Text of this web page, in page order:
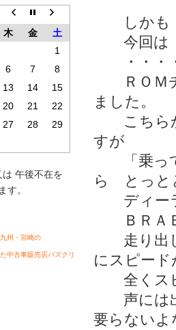
木 金
土
1
6 7
8
13 14
15
20 21
22
27 28
29
午後不在を
す。
州・宮崎の
中古車販売店バズクリ
しかも
今回は
・・・
ＲＯＭチ
ました。
こちらか
すが
「乗って
ら とっと
ディーラ
ＢＲＡＢ
走り出
にスピード
全くスピ
声には出
要らないよ